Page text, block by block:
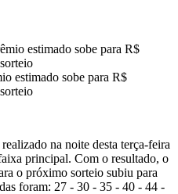
estimado sobe para R$
na noite desta terça-feira
principal. Com o resultado, o
o próximo sorteio subiu para
foram: 27 - 30 - 35 - 40 - 44 -